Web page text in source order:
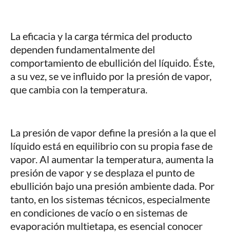
La eficacia y la carga térmica del producto
dependen fundamentalmente del
comportamiento de ebullición del líquido. Éste,
a su vez, se ve influido por la presión de vapor,
que cambia con la temperatura.
La presión de vapor define la presión a la que el
líquido está en equilibrio con su propia fase de
vapor. Al aumentar la temperatura, aumenta la
presión de vapor y se desplaza el punto de
ebullición bajo una presión ambiente dada. Por
tanto, en los sistemas técnicos, especialmente
en condiciones de vacío o en sistemas de
evaporación multietapa, es esencial conocer